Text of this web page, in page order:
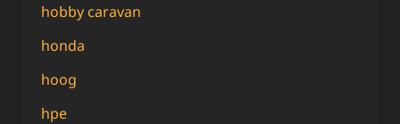
hobby caravan
honda
hoog
hpe